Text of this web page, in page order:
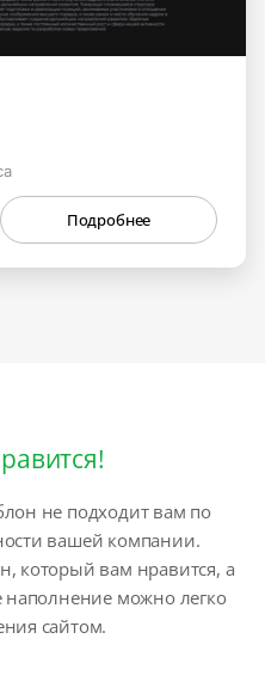
Подробнее
не подходит вам по
вашей компании.
который вам нравится, а
наполнение можно легко
сайтом.